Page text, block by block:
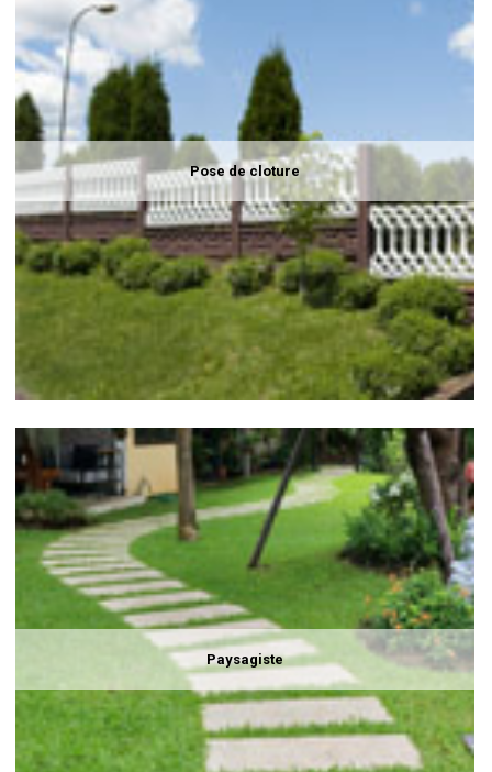
Pose de cloture
Paysagiste